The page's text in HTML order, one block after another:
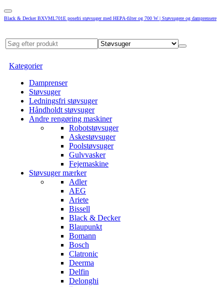
Black & Decker BXVML701E posefri støvsuger med HEPA-filter og 700 W | Støvsugere og damprensere
Kategorier
Damprenser
Støvsuger
Ledningsfri støvsuger
Håndholdt støvsuger
Andre rengøring maskiner
Robotstøvsuger
Askestøvsuger
Poolstøvsuger
Gulvvasker
Fejemaskine
Støvsuger mærker
Adler
AEG
Ariete
Bissell
Black & Decker
Blaupunkt
Bomann
Bosch
Clatronic
Deerma
Delfin
Delonghi